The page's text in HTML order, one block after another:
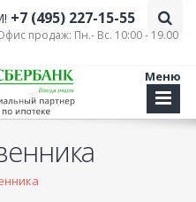
продаж: Пн.- Вс. 10:00 - 19.00
+7 (495) 227-15-55
Меню